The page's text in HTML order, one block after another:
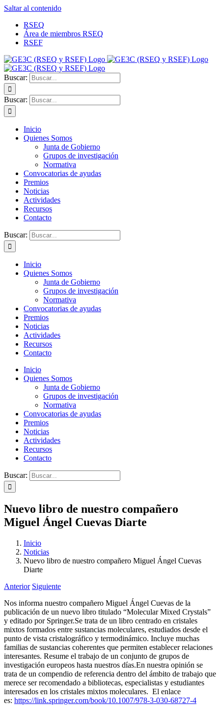
Saltar al contenido
RSEQ
Área de miembros RSEQ
RSEF
Buscar:
Buscar:
Inicio
Quienes Somos
Junta de Gobierno
Grupos de investigación
Normativa
Convocatorias de ayudas
Premios
Noticias
Actividades
Recursos
Contacto
Buscar:
Inicio
Quienes Somos
Junta de Gobierno
Grupos de investigación
Normativa
Convocatorias de ayudas
Premios
Noticias
Actividades
Recursos
Contacto
Inicio
Quienes Somos
Junta de Gobierno
Grupos de investigación
Normativa
Convocatorias de ayudas
Premios
Noticias
Actividades
Recursos
Contacto
Buscar:
Nuevo libro de nuestro compañero
Miguel Ángel Cuevas Diarte
Inicio
Noticias
Nuevo libro de nuestro compañero Miguel Ángel Cuevas
Diarte
Anterior Siguiente
Nos informa nuestro compañero Miguel Ángel Cuevas de la
publicación de un nuevo libro titulado “Molecular Mixed Crystals”
y editado por Springer.Se trata de un libro centrado en cristales
mixtos formados entre sustancias moleculares, estudiados desde el
punto de vista cristalográfico y termodinámico. Incluye muchas
familias de sustancias coherentes que permiten establecer relaciones
interesantes. Resume el trabajo de un conjunto de grupos de
investigación europeos hasta nuestros días.En nuestra opinión se
trata de un compendio de referencia dentro del ámbito de trabajo que
merece ser recomendado a bibliotecas, especialistas y estudiantes
interesados en los cristales mixtos moleculares. El enlace
es: https://link.springer.com/book/10.1007/978-3-030-68727-4